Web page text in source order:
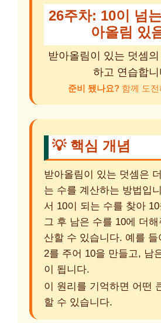
26주차: 10이 넘
아올림 있
받아올림이 있는 덧셈
하고 연습합니
준비 됐나요? 함께 도전
💡 핵심 개념
받아올림이 있는 덧셈은
는 수를 계산하는 방법입
서 10이 되는 수를 찾아
그 후 남은 수를 10에 더해
산할 수 있습니다. 예를 들
2를 주어 10을 만들고, 남
이 됩니다.
이 원리를 기억하면 어떤
할 수 있습니다.